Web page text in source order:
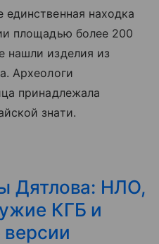
находка
площадью более 200
нашли изделия из
Археологи
принадлежала
знати.
Дятлова: НЛО,
КГБ и